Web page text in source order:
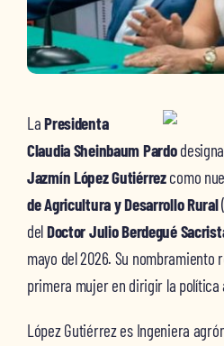
LaPresidenta
Claudia Sheinbaum Pardo
Jazmín López Gutiérrezcomo
de Agricultura y Desarrollo Rural
delDoctor Julio Berdegué
mayo del 2026. Su nombramiento
primera mujer en dirigir la política
López Gutiérrez es Ingeniera